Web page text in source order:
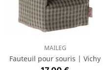
MAILEG
Fauteuil pour souris | Vichy